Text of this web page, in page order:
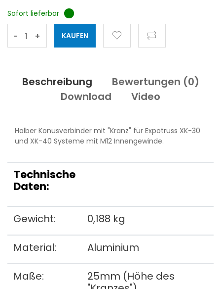
Sofort lieferbar
- +
Beschreibung Bewertungen (0)
Download
Video
Halber Konusverbinder mit "Kranz" für Expotruss XK-30
und XK-40 Systeme mit M12 Innengewinde.
Technische
Daten:
Gewicht: 0,188 kg
Material: Aluminium
Maße:
25mm (Höhe des